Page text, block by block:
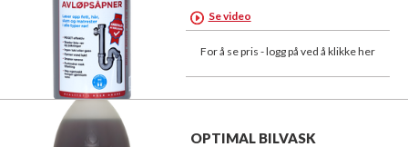
Se video
For å se pris - logg på ved å klikke her
OPTIMAL BILVASK